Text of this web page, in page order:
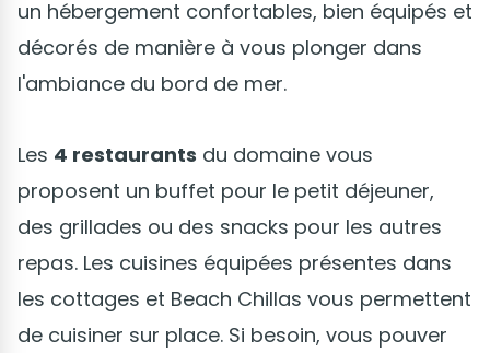
un hébergement confortables, bien équipés et
décorés de manière à vous plonger dans
l'ambiance du bord de mer.
Les 4 restaurants du domaine vous
proposent un buffet pour le petit déjeuner,
des grillades ou des snacks pour les autres
repas. Les cuisines équipées présentes dans
les cottages et Beach Chillas vous permettent
de cuisiner sur place. Si besoin, vous pouver